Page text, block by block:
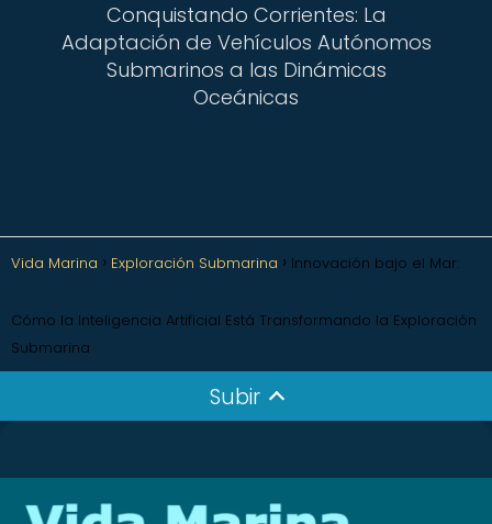
Conquistando Corrientes: La
Adaptación de Vehículos Autónomos
Submarinos a las Dinámicas
Oceánicas
Vida Marina Exploración Submarina Innovación bajo el Mar:
Cómo la Inteligencia Artificial Está Transformando la Exploración
Submarina
Subir